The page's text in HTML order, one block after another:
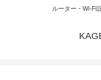
ルーター・Wi-Fi